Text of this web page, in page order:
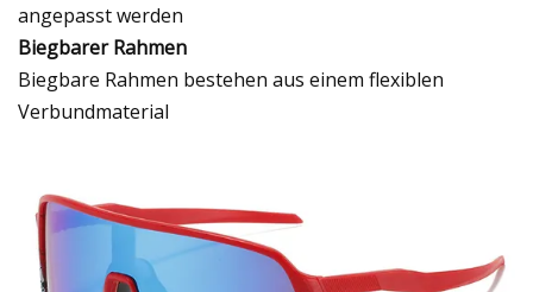
angepasst werden
Biegbarer Rahmen
Biegbare Rahmen bestehen aus einem flexiblen
Verbundmaterial